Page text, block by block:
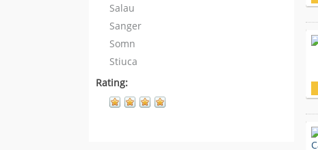
Salau
Sanger
Somn
Stiuca
Rating: